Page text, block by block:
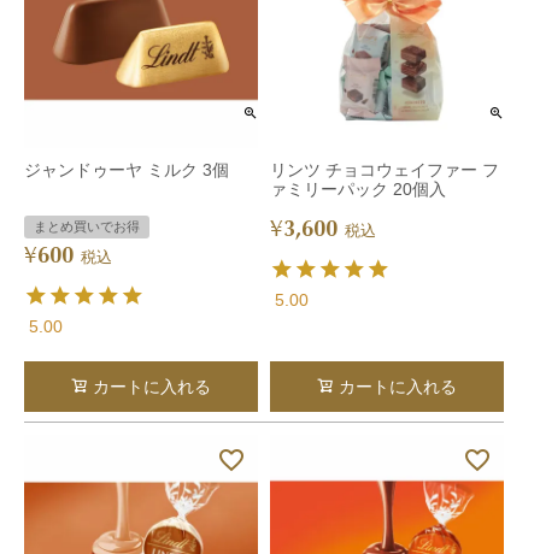
ジャンドゥーヤ ミルク 3個
まとめ買いでお得
¥600 税込
5.00
カートに入れる
リンツ チョコウェイファー フ
ァミリーパック 20個入
¥3,600 税込
5.00
カートに入れる